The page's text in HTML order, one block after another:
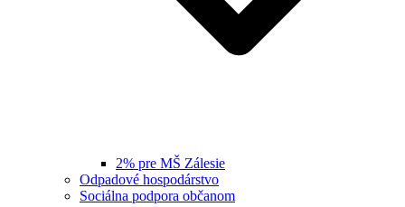
2% pre MŠ Zálesie
Odpadové hospodárstvo
Sociálna podpora občanom